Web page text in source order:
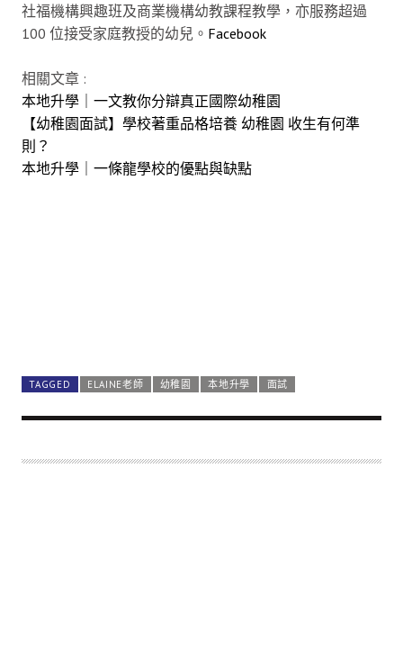
社福機構興趣班及商業機構幼教課程教學，亦服務超過
100 位接受家庭教授的幼兒。 Facebook
相關文章 :
本地升學｜一文教你分辯真正國際幼稚園
【幼稚園面試】學校著重品格培養 幼稚園 收生有何準
則？
本地升學｜一條龍學校的優點與缺點
TAGGED ELAINE老師 幼稚園 本地升學 面試